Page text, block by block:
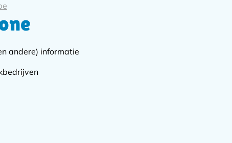
andere) informatie